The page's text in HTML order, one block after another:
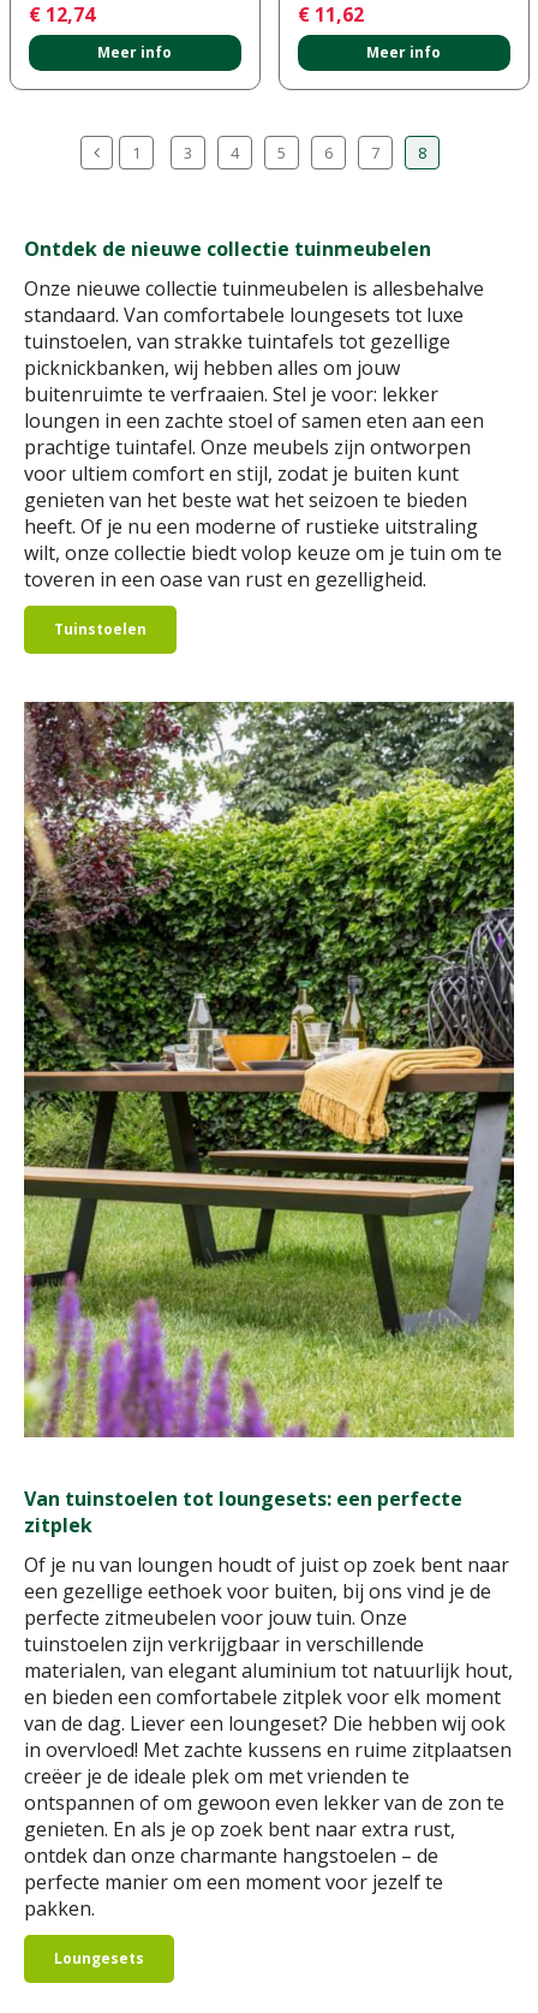
€ 12,74
Meer info
€ 11,62
Meer info
1 3 4 5 6 7 8
Ontdek de nieuwe collectie tuinmeubelen
Onze nieuwe collectie tuinmeubelen is allesbehalve
standaard. Van comfortabele loungesets tot luxe
tuinstoelen, van strakke tuintafels tot gezellige
picknickbanken, wij hebben alles om jouw
buitenruimte te verfraaien. Stel je voor: lekker
loungen in een zachte stoel of samen eten aan een
prachtige tuintafel. Onze meubels zijn ontworpen
voor ultiem comfort en stijl, zodat je buiten kunt
genieten van het beste wat het seizoen te bieden
heeft. Of je nu een moderne of rustieke uitstraling
wilt, onze collectie biedt volop keuze om je tuin om te
toveren in een oase van rust en gezelligheid.
Tuinstoelen
Van tuinstoelen tot loungesets: een perfecte
zitplek
Of je nu van loungen houdt of juist op zoek bent naar
een gezellige eethoek voor buiten, bij ons vind je de
perfecte zitmeubelen voor jouw tuin. Onze
tuinstoelen zijn verkrijgbaar in verschillende
materialen, van elegant aluminium tot natuurlijk hout,
en bieden een comfortabele zitplek voor elk moment
van de dag. Liever een loungeset? Die hebben wij ook
in overvloed! Met zachte kussens en ruime zitplaatsen
creëer je de ideale plek om met vrienden te
ontspannen of om gewoon even lekker van de zon te
genieten. En als je op zoek bent naar extra rust,
ontdek dan onze charmante hangstoelen – de
perfecte manier om een moment voor jezelf te
pakken.
Loungesets